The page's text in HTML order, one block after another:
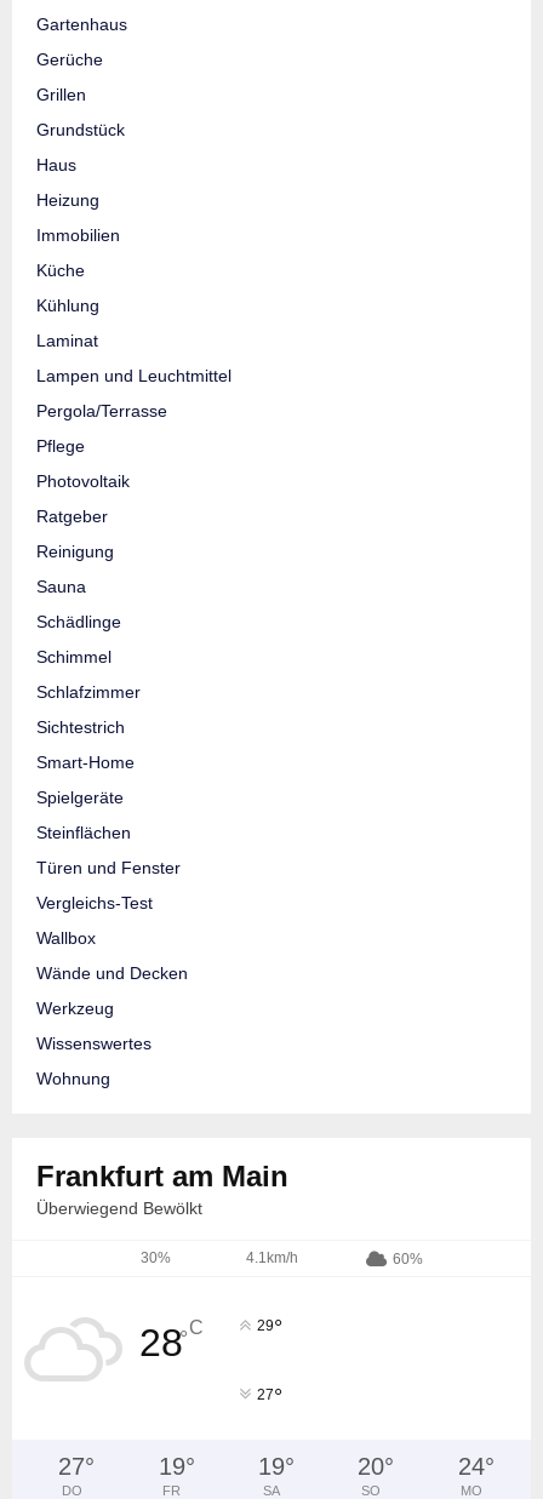
Gartenhaus
Gerüche
Grillen
Grundstück
Haus
Heizung
Immobilien
Küche
Kühlung
Laminat
Lampen und Leuchtmittel
Pergola/Terrasse
Pflege
Photovoltaik
Ratgeber
Reinigung
Sauna
Schädlinge
Schimmel
Schlafzimmer
Sichtestrich
Smart-Home
Spielgeräte
Steinflächen
Türen und Fenster
Vergleichs-Test
Wallbox
Wände und Decken
Werkzeug
Wissenswertes
Wohnung
Frankfurt am Main
Überwiegend Bewölkt
30% 4.1km/h 60%
28°C 29°
27°
27°
DO
19°
FR
19°
SA
20°
SO
24°
MO